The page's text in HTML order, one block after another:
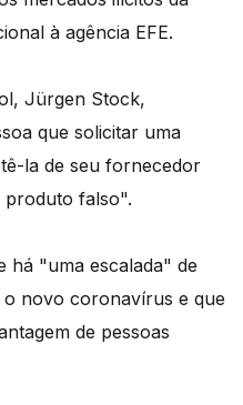
à agência EFE.
Jürgen Stock,
que solicitar uma
la de seu fornecedor
produto falso".
há "uma escalada" de
novo coronavírus e que
de pessoas